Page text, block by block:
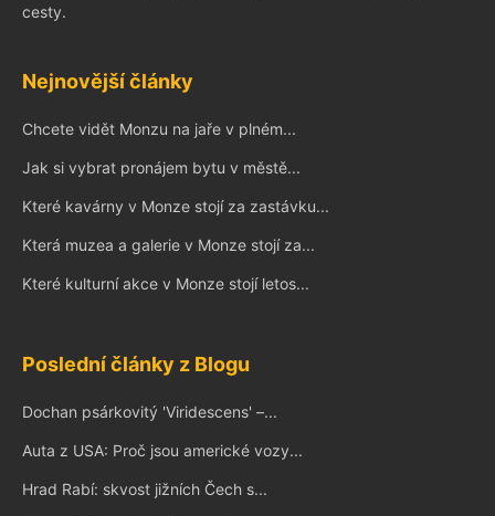
cesty.
Nejnovější články
Chcete vidět Monzu na jaře v plném...
Jak si vybrat pronájem bytu v městě...
Které kavárny v Monze stojí za zastávku...
Která muzea a galerie v Monze stojí za...
Které kulturní akce v Monze stojí letos...
Poslední články z Blogu
Dochan psárkovitý 'Viridescens' –...
Auta z USA: Proč jsou americké vozy...
Hrad Rabí: skvost jižních Čech s...